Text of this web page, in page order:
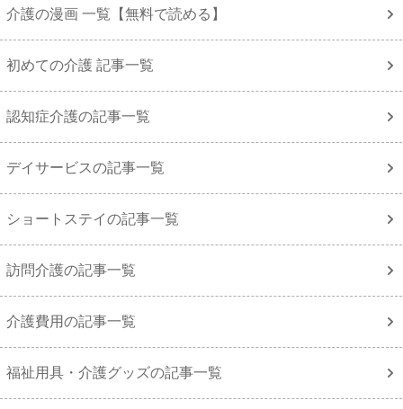
介護の漫画 一覧【無料で読める】
初めての介護 記事一覧
認知症介護の記事一覧
デイサービスの記事一覧
ショートステイの記事一覧
訪問介護の記事一覧
介護費用の記事一覧
福祉用具・介護グッズの記事一覧